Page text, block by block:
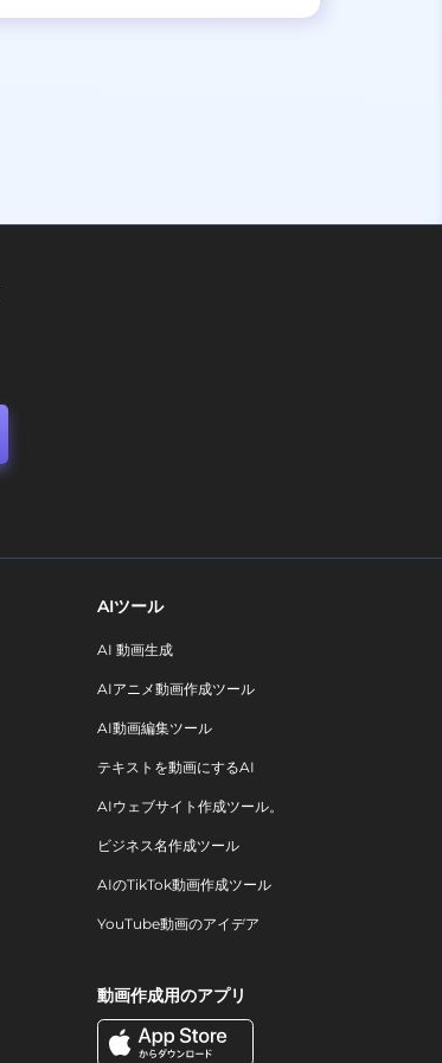
AIツール
AI 動画生成
AIアニメ動画作成ツール
AI動画編集ツール
テキストを動画にするAI
AIウェブサイト作成ツール。
ビジネス名作成ツール
AIのTikTok動画作成ツール
YouTube動画のアイデア
動画作成用のアプリ